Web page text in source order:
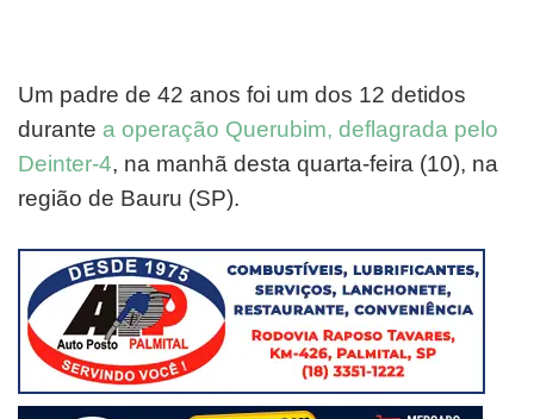
Um padre de 42 anos foi um dos 12 detidos
durante a operação Querubim, deflagrada pelo
Deinter-4, na manhã desta quarta-feira (10), na
região de Bauru (SP).